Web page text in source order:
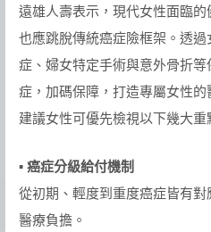
遠雄人壽表示，現代女性面臨
也應跳脫傳統癌症險框架。透
症、婦女特定手術與意外骨折
症，加碼保障，打造專屬女性的
建議女性可優先檢視以下幾大重
▪ 癌症分級給付機制
從初期、輕度到重度癌症皆有
醫療負擔。